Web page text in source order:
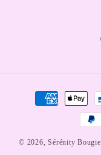
Moyens
© 2026,Sérénity Bougie